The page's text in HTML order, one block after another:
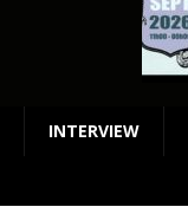
INTERVIEW